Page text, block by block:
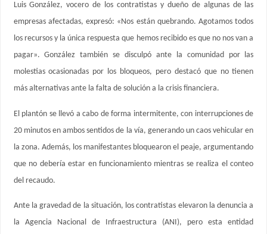
Luis González, vocero de los contratistas y dueño de algunas de las
empresas afectadas, expresó: «Nos están quebrando. Agotamos todos
los recursos y la única respuesta que hemos recibido es que no nos van a
pagar». González también se disculpó ante la comunidad por las
molestias ocasionadas por los bloqueos, pero destacó que no tienen
más alternativas ante la falta de solución a la crisis financiera.
El plantón se llevó a cabo de forma intermitente, con interrupciones de
20 minutos en ambos sentidos de la vía, generando un caos vehicular en
la zona. Además, los manifestantes bloquearon el peaje, argumentando
que no debería estar en funcionamiento mientras se realiza el conteo
del recaudo.
Ante la gravedad de la situación, los contratistas elevaron la denuncia a
la Agencia Nacional de Infraestructura (ANI), pero esta entidad